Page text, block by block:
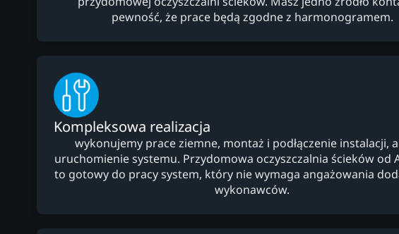
pewność, że prace będą zgodne z harmonogramem.
Kompleksowa realizacja
wykonujemy prace ziemne, montaż i podłączenie instalacji,
uruchomienie systemu. Przydomowa oczyszczalnia ścieków od
to gotowy do pracy system, który nie wymaga angażowania
wykonawców.